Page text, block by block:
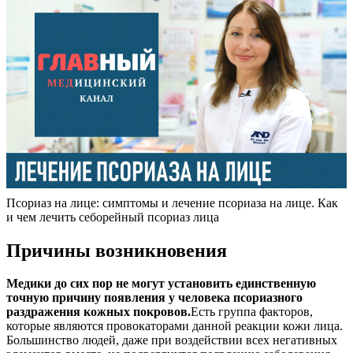
Псориаз на лице: симптомы и лечение псориаза на лице. Как
и чем лечить себорейный псориаз лица
Причины возникновения
Медики до сих пор не могут установить единственную
точную причину появления у человека псориазного
раздражения кожных покровов.Есть группа факторов,
которые являются провокаторами данной реакции кожи лица.
Большинство людей, даже при воздействии всех негативных